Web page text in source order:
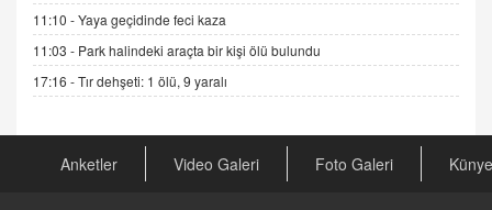
AV. RÜMEYSA ÖZKALE
Kira Uyuşmazlıklarında Dava Açmadan Önce
Arabulucuya Başvuru Şartı
CAN UĞURATEŞ
Değişen yapısıyla Suriye
11:10 -Yaya geçidinde feci kaza
11:03 - Park halindeki araçta bir kişi ölü bulundu
17:16 -Tır dehşeti: 1 ölü, 9 yaralı
Anketler Video Galeri Foto Galeri Künye